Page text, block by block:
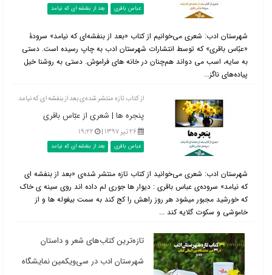
عباس باقری بعد از بنفشه ای که نیامد
شهرستان ادب: شعری می‌خوانیم از کتاب «بعد از بنفشه‌ای که نیامد» سرودۀ
«عبّاس باقری» که توسط انتشارات شهرستان ادب به چاپ رسیده است. دستی
به سایه، اسب می دواند هم‌چنان در خانه های فراموش. دستی به روشنا خیل
پیاده‌های ناگز...
از کتاب تازه منتشر شده‌ی بعد از بنفشه ای که نیامد
پنجره ها | شعری از عبّاس باقری
۲۶ تیر ۱۳۹۷ | ۱۹:۲۲
عباس باقری بعد از بنفشه ای که نیامد
شهرستان ادب: شعری می‌خوانید از کتاب تازه منتشر شده‌ی «بعد از بنفشه ای
که نیامد» سروده‌ی عباس باقری : دیوار ها جوری لم داده اند روی سینه ی خاک
که خورشید مجبور میشود هر روز راهش را کج کند به سمت بیغوله ها و از
خاموشی و سکوت گلایه کند ...
تازه‌ترین کتاب‌های شعر و داستان
شهرستان ادب در سی‌ویکمین نمایشگاه